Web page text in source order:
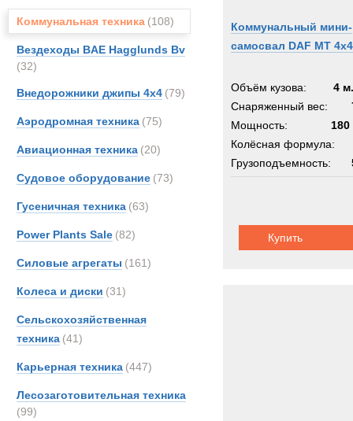
Коммунальная техника (108)
Вездеходы BAE Hagglunds Bv
(32)
Внедорожники джипы 4х4 (79)
Аэродромная техника (75)
Авиационная техника (20)
Судовое оборудование (73)
Гусеничная техника (63)
Power Plants Sale (82)
Силовые агрегаты (161)
Колеса и диски (31)
Сельскохозяйственная
техника (41)
Карьерная техника (447)
Лесозаготовительная техника
(99)
Коммунальный мини-
самосвал DAF MT 4x4
Объём кузова:
4
Снаряженный вес:
Мощность:
180
Колёсная формула:
Грузоподъемность:
Купить